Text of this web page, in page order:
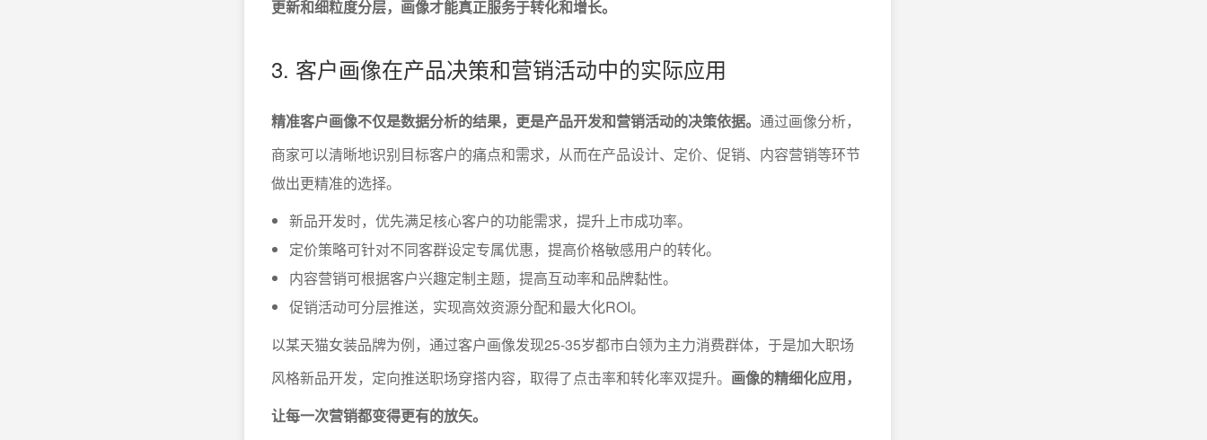
更新和细粒度分层，画像才能真正服务于转化和增长。
3. 客户画像在产品决策和营销活动中的实际应用
精准客户画像不仅是数据分析的结果，更是产品开发和营销活动的决策依据。 通过画像分析，
商家可以清晰地识别目标客户的痛点和需求，从而在产品设计、定价、促销、内容营销等环节
做出更精准的选择。
新品开发时，优先满足核心客户的功能需求，提升上市成功率。
定价策略可针对不同客群设定专属优惠，提高价格敏感用户的转化。
内容营销可根据客户兴趣定制主题，提高互动率和品牌黏性。
促销活动可分层推送，实现高效资源分配和最大化ROI。
以某天猫女装品牌为例，通过客户画像发现25-35岁都市白领为主力消费群体，于是加大职场
风格新品开发，定向推送职场穿搭内容，取得了点击率和转化率双提升。 画像的精细化应用，
让每一次营销都变得更有的放矢。